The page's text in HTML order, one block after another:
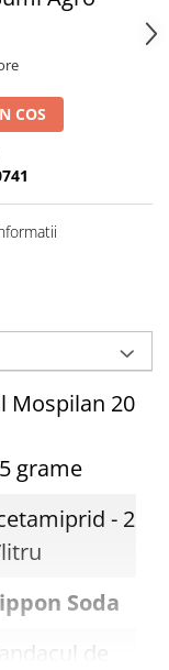
COS
Mospilan 20
grame
- 200
Soda
de